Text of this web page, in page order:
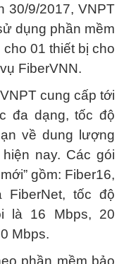
30/9/2017, VNPT
dụng phần mềm
01 thiết bị cho
FiberVNN.
cung cấp tới
đa dạng, tốc độ
về dung lượng
nay. Các gói
gồm: Fiber16,
FiberNet, tốc độ
là 16 Mbps, 20
Mbps.
phần mềm bảo